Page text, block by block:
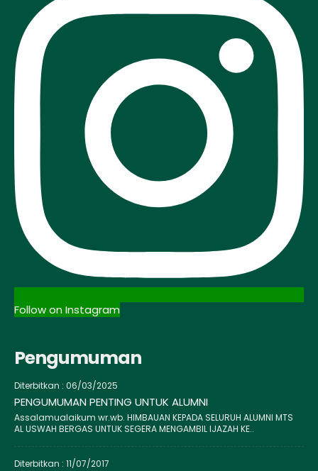
Follow on Instagram
Pengumuman
Diterbitkan : 06/03/2025
PENGUMUMAN PENTING UNTUK ALUMNI
Assalamualaikum wr.wb. HIMBAUAN KEPADA SELURUH ALUMNI MTS
AL USWAH BERGAS UNTUK SEGERA MENGAMBIL IJAZAH KE..
Diterbitkan : 11/07/2017